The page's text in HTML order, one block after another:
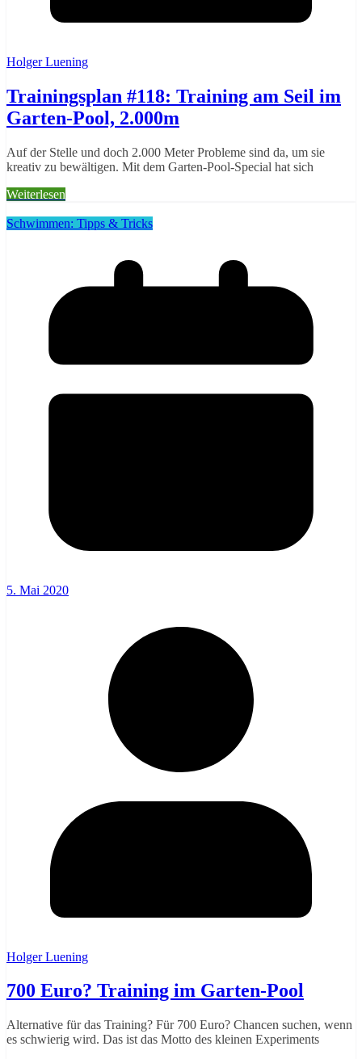
Holger Luening
Trainingsplan #118: Training am Seil im
Garten-Pool, 2.000m
Auf der Stelle und doch 2.000 Meter Probleme sind da, um sie
kreativ zu bewältigen. Mit dem Garten-Pool-Special hat sich
Weiterlesen
Schwimmen: Tipps & Tricks
5. Mai 2020
Holger Luening
700 Euro? Training im Garten-Pool
Alternative für das Training? Für 700 Euro? Chancen suchen, wenn
es schwierig wird. Das ist das Motto des kleinen Experiments